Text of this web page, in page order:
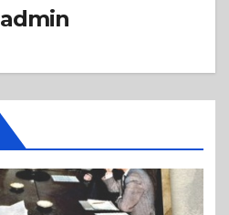
admin